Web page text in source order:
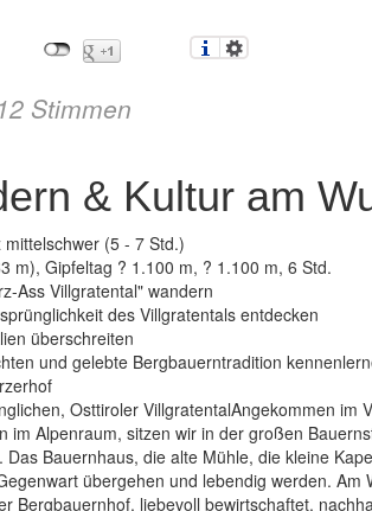
12 Stimmen
& Kultur am
(5 - 7 Std.)
m), Gipfeltag ? 1.100 m, ? 1.100 m, 6 Std.
Ass Villgratental" wandern
des Villgratentals entdecken
überschreiten
und gelebte Bergbauerntradition
Osttiroler VillgratentalAngekommen im
im Alpenraum, sitzen wir in der großen
Bauernhaus, die alte Mühle, die kleine
übergehen und lebendig werden. Am
Bergbauernhof, liebevoll bewirtschaftet,